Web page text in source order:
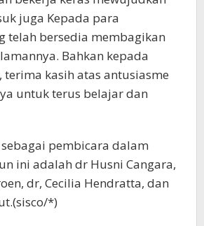
juga Kepada para
telah bersedia membagikan
Bahkan kepada
terima kasih atas antusiasme
untuk terus belajar dan
pembicara dalam
ini adalah dr Husni Cangara,
dr, Cecilia Hendratta, dan
*)